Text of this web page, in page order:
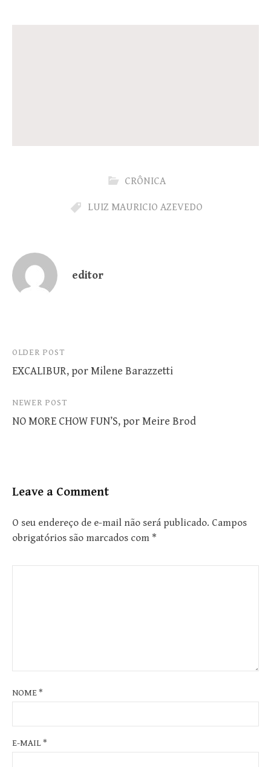
CRÔNICA
LUIZ MAURICIO AZEVEDO
editor
Post
navigation
OLDER POST
EXCALIBUR, por Milene Barazzetti
NEWER POST
NO MORE CHOW FUN’S, por Meire Brod
Leave a Comment
O seu endereço de e-mail não será publicado. Campos
obrigatórios são marcados com *
NOME*
E-MAIL*